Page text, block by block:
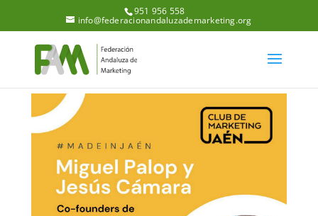
951 956 558
info@federacionandaluzademarketing.org